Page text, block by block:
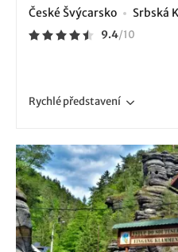
České Švýcarsko Srbská
9.4/10
Rychlépředstavení